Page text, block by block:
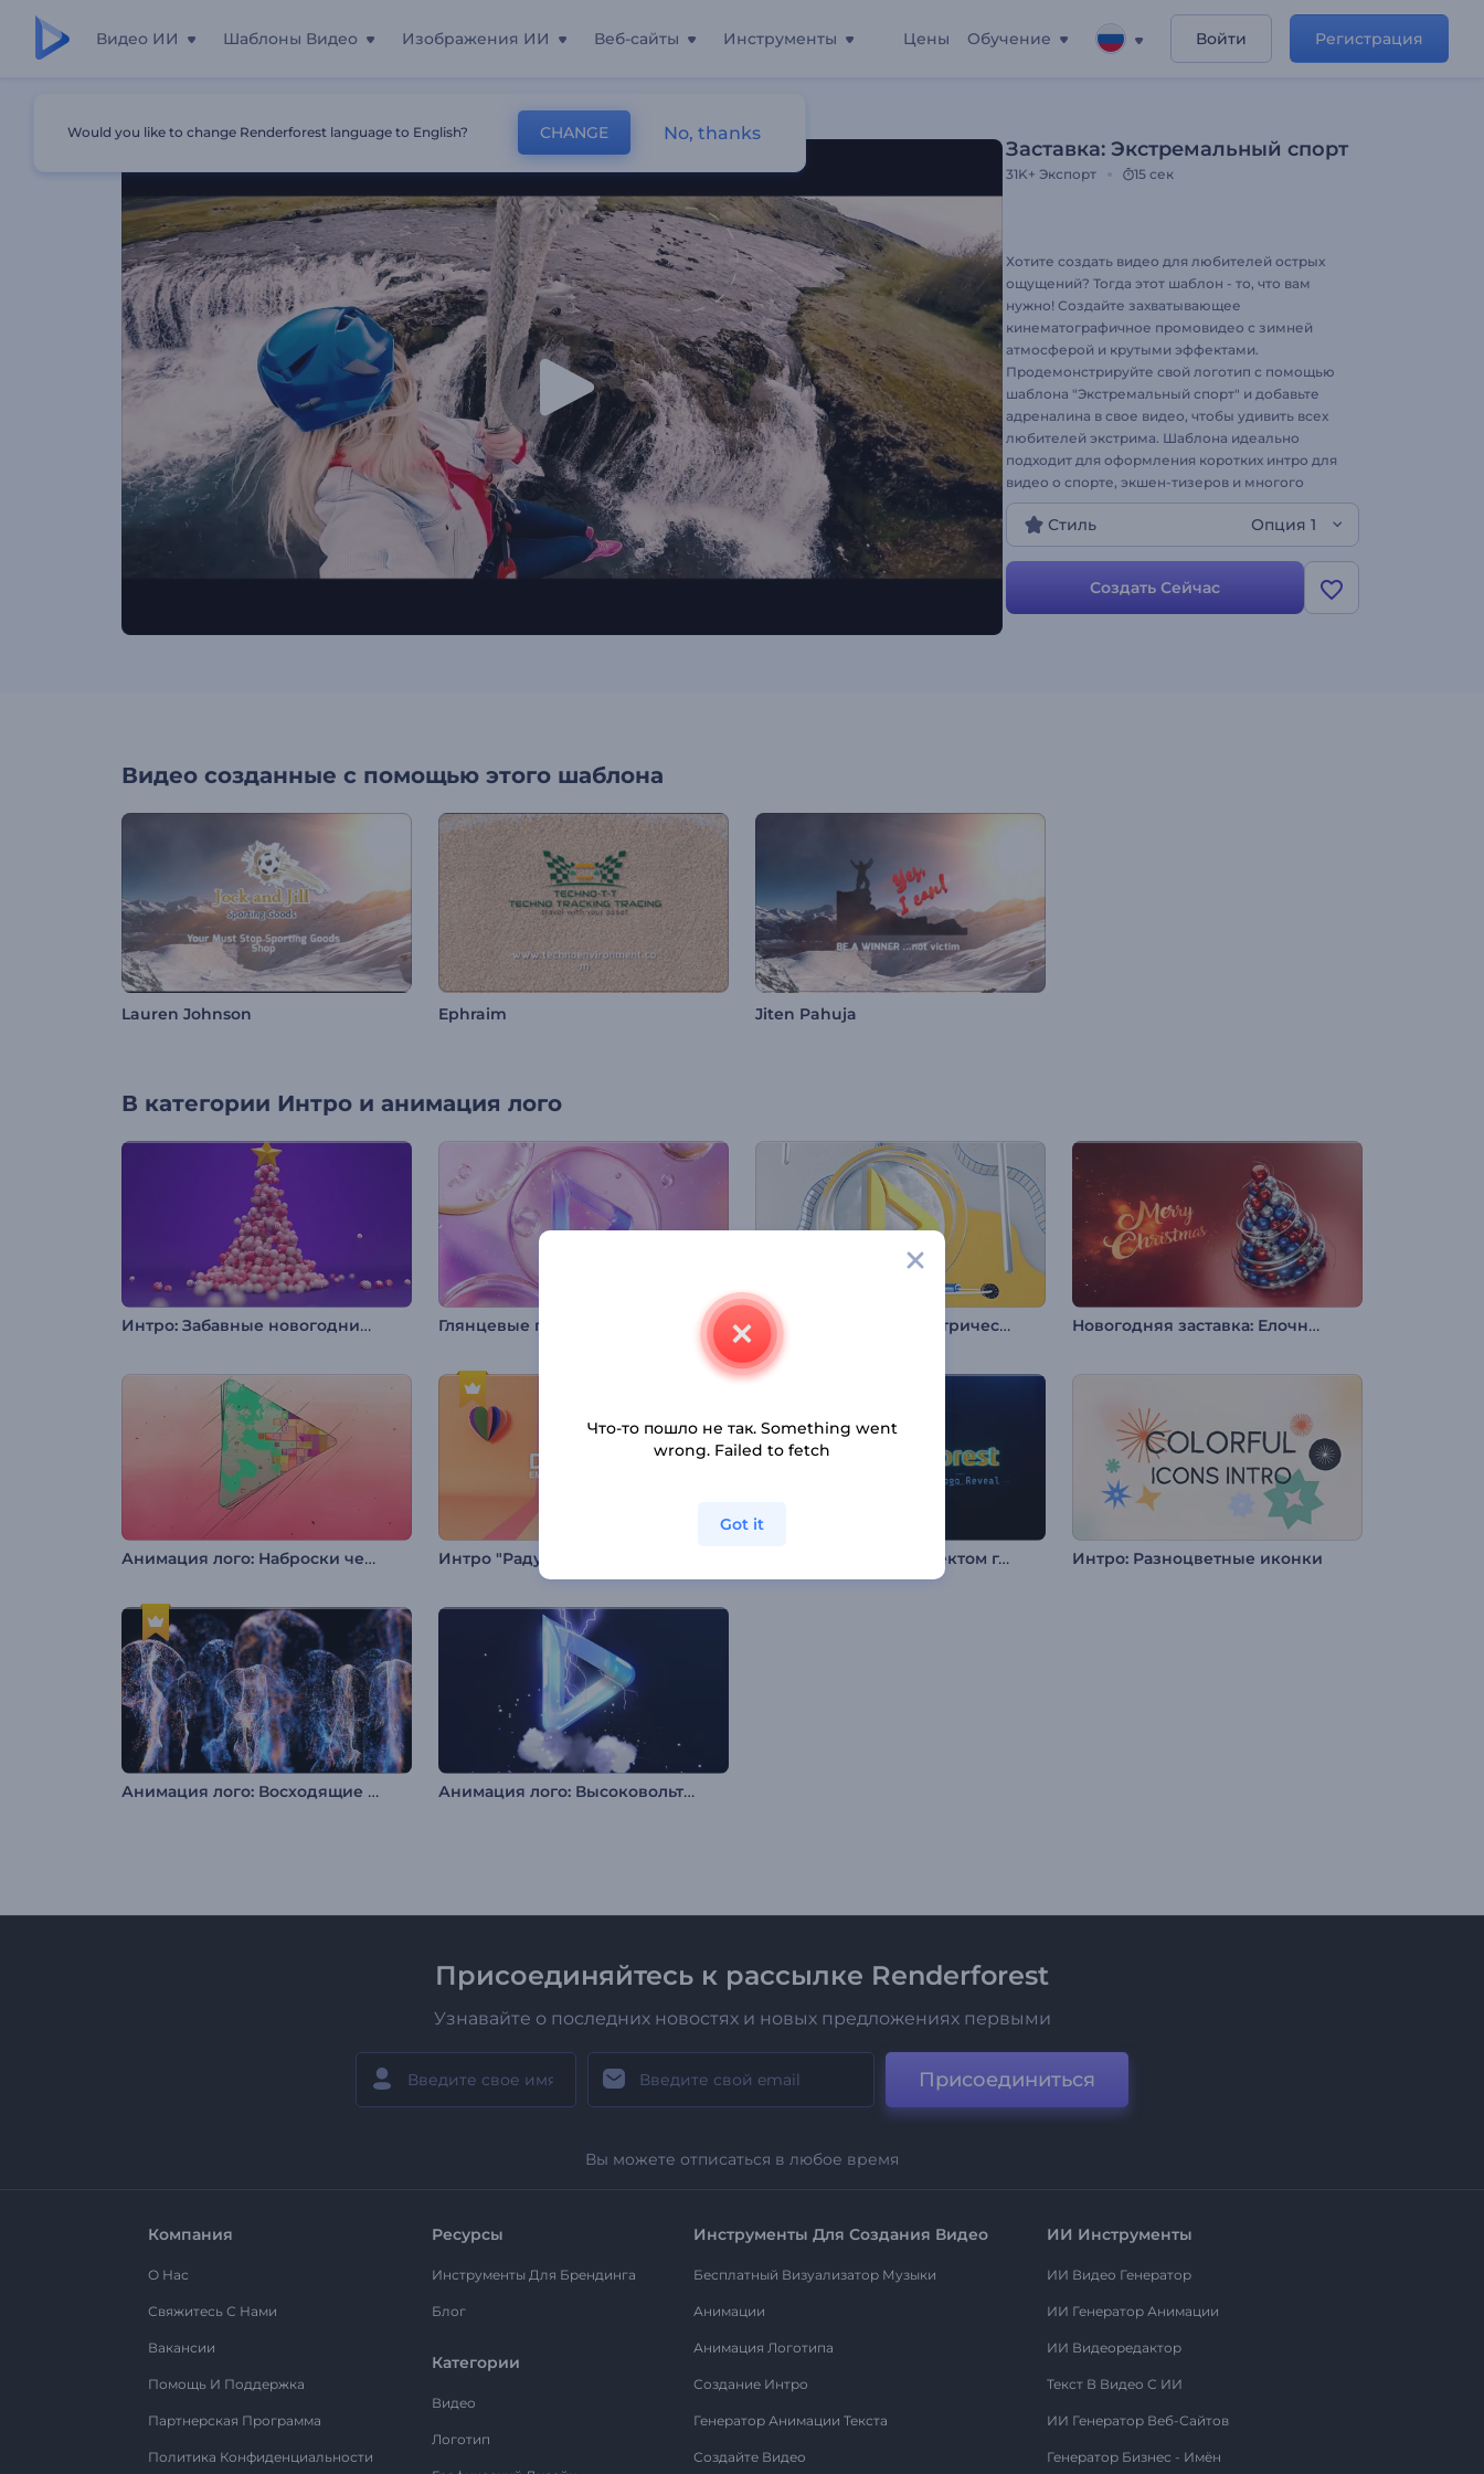
Видео ИИ Шаблоны Видео Изображения ИИ Веб-сайты Инструменты Цены Обучение Войти Регистрация
Заставка: Экстремальный спорт
31K+ Экспорт 15 сек
Хотите создать видео для любителей острых
ощущений? Тогда этот шаблон - то, что вам
нужно! Создайте захватывающее
кинематографичное промовидео с зимней
атмосферой и крутыми эффектами.
Продемонстрируйте свой логотип с помощью
шаблона "Экстремальный спорт" и добавьте
адреналина в свое видео, чтобы удивить всех
любителей экстрима. Шаблона идеально
подходит для оформления коротких интро для
видео о спорте, экшен-тизеров и многого
другого. Загрузите свой логотип, и ваше интро
видео будет готово за пару минут!
Стиль Опция 1
Создать Сейчас
Видео созданные с помощью этого шаблона
Lauren Johnson Ephraim Jiten Pahuja
В категории Интро и анимация лого
Интро: Забавные новогодние шары Глянцевые пузыри: интро Анимация лого: Геометрическая абстракция Новогодняя заставка: Елочные шары
Анимация лого: Наброски чернилами Интро "Радужный прайд" Анимация лого с эффектом глитч и киберпанк Интро: Разноцветные иконки
Анимация лого: Восходящие волны частиц Анимация лого: Высоковольтная молния
Присоединяйтесь к рассылке Renderforest
Узнавайте о последних новостях и новых предложениях первыми
Присоединиться
Вы можете отписаться в любое время
Компания
О Нас
Свяжитесь С Нами
Вакансии
Помощь И Поддержка
Партнерская Программа
Политика Конфиденциальности
Ресурсы
Инструменты Для Брендинга
Блог
Категории
Видео
Логотип
Инструменты Для Создания Видео
Бесплатный Визуализатор Музыки
Анимации
Анимация Логотипа
Создание Интро
Генератор Анимации Текста
Создайте Видео
ИИ Инструменты
ИИ Видео Генератор
ИИ Генератор Анимации
ИИ Видеоредактор
Текст В Видео С ИИ
ИИ Генератор Веб-Сайтов
Генератор Бизнес - Имён
Would you like to change Renderforest language to English? CHANGE No, thanks
Что-то пошло не так. Something went
wrong. Failed to fetch
Got it